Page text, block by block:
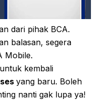
dari pihak BCA.
balasan, segera
Mobile.
kembali
yang baru. Boleh
nanti gak lupa ya!